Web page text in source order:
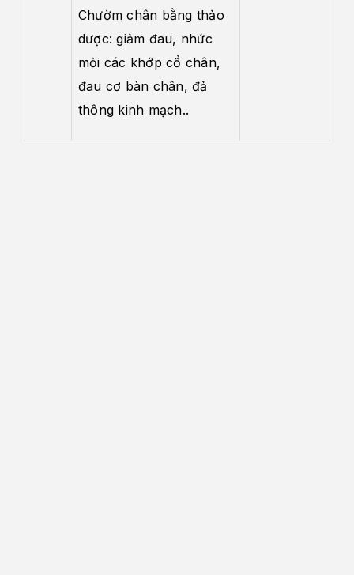
Chườm chân bằng thảo
dược: giảm đau, nhức
mỏi các khớp cổ chân,
đau cơ bàn chân, đả
thông kinh mạch..